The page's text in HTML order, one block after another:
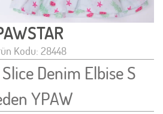
Kodu: 28448
Denim Elbise S
YPAW